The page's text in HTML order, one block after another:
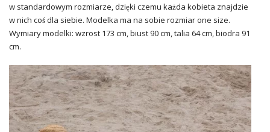
w standardowym rozmiarze, dzięki czemu każda kobieta znajdzie
w nich coś dla siebie. Modelka ma na sobie rozmiar one size.
Wymiary modelki: wzrost 173 cm, biust 90 cm, talia 64 cm, biodra 91
cm.